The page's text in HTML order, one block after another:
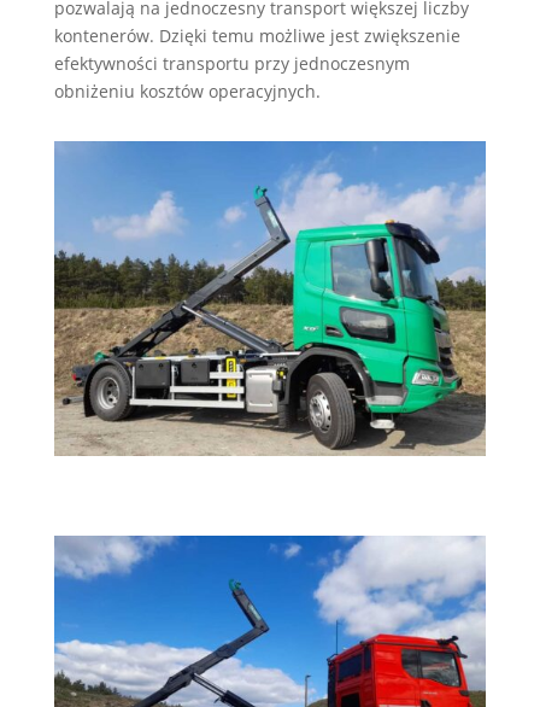
pozwalają na jednoczesny transport większej liczby
kontenerów. Dzięki temu możliwe jest zwiększenie
efektywności transportu przy jednoczesnym
obniżeniu kosztów operacyjnych.